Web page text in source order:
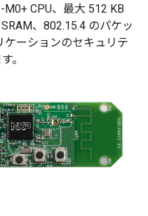
CPU、最大 512 KB
、802.15.4 のパケッ
ケーションのセキュリテ
。